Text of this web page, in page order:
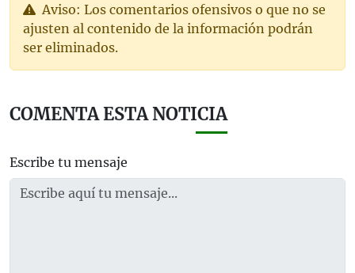
Aviso: Los comentarios ofensivos o que no se
ajusten al contenido de la información podrán
ser eliminados.
COMENTA ESTA NOTICIA
Escribe tu mensaje